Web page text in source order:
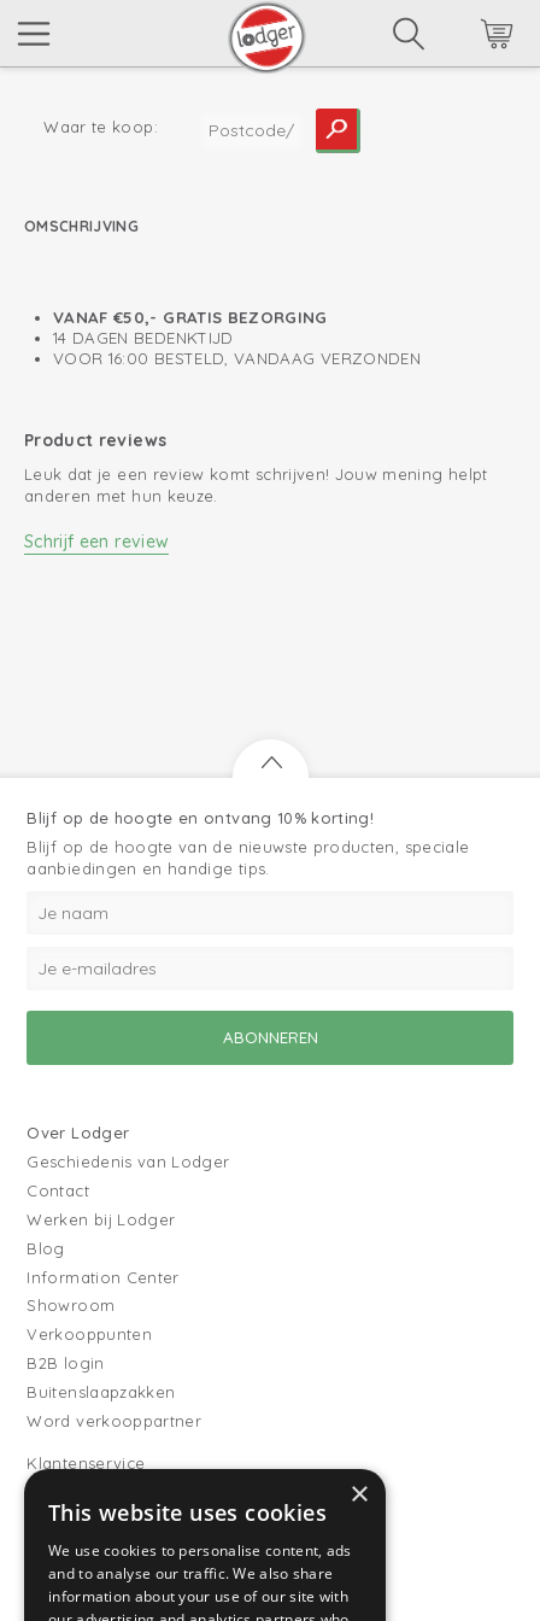
Waar te koop:
OMSCHRIJVING
VANAF €50,- GRATIS BEZORGING
14 DAGEN BEDENKTIJD
VOOR 16:00 BESTELD, VANDAAG VERZONDEN
Product reviews
Leuk dat je een review komt schrijven! Jouw mening helpt
anderen met hun keuze.
Schrijf een review
Blijf op de hoogte en ontvang 10% korting!
Blijf op de hoogte van de nieuwste producten, speciale
aanbiedingen en handige tips.
Over Lodger
Geschiedenis van Lodger
Contact
Werken bij Lodger
Blog
Information Center
Showroom
Verkooppunten
B2B login
Buitenslaapzakken
Word verkooppartner
Klantenservice
Verzending
Retourneren
Betaalmethodes
Algemene voorwaarden
×
This website uses cookies
We use cookies to personalise content, ads
and to analyse our traffic. We also share
information about your use of our site with